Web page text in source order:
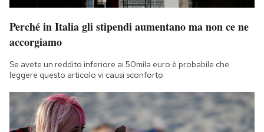
Perché in Italia gli stipendi aumentano ma non ce ne
accorgiamo
Se avete un reddito inferiore ai 50mila euro è probabile che
leggere questo articolo vi causi sconforto